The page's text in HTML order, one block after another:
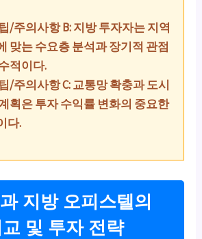
/주의사항 B: 지방 투자자는 지역
맞는 수요층 분석과 장기적 관점
적이다.
/주의사항 C: 교통망 확충과 도시
획은 투자 수익률 변화의 중요한
다.
지방 오피스텔의
및 투자 전략